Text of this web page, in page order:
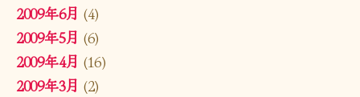
2009年6月 (4)
2009年5月 (6)
2009年4月 (16)
2009年3月 (2)